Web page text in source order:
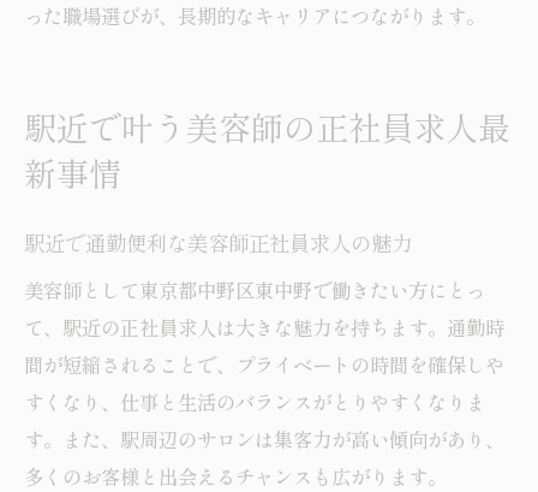
った職場選びが、長期的なキャリアにつながります。
駅近で叶う美容師の正社員求人最
新事情
駅近で通勤便利な美容師正社員求人の魅力
美容師として東京都中野区東中野で働きたい方にとっ
て、駅近の正社員求人は大きな魅力を持ちます。通勤時
間が短縮されることで、プライベートの時間を確保しや
すくなり、仕事と生活のバランスがとりやすくなりま
す。また、駅周辺のサロンは集客力が高い傾向があり、
多くのお客様と出会えるチャンスも広がります。